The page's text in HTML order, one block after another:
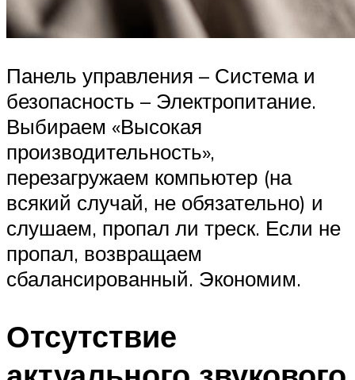
Панель управления – Система и
безопасность – Электропитание.
Выбираем «Высокая
производительность»,
перезагружаем компьютер (на
всякий случай, не обязательно) и
слушаем, пропал ли треск. Если не
пропал, возвращаем
сбалансированный. Экономим.
Отсутствие